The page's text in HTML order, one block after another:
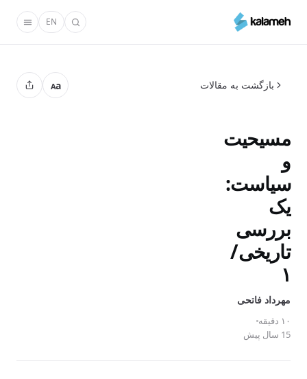
محتوای
EN
بازگشت به مقالات Aa
مسیحیت
و
سیاست:
یک
بررسی
تاریخی/
۱
مهرداد فاتحی
۱۰ دقیقه
15 سال پیش